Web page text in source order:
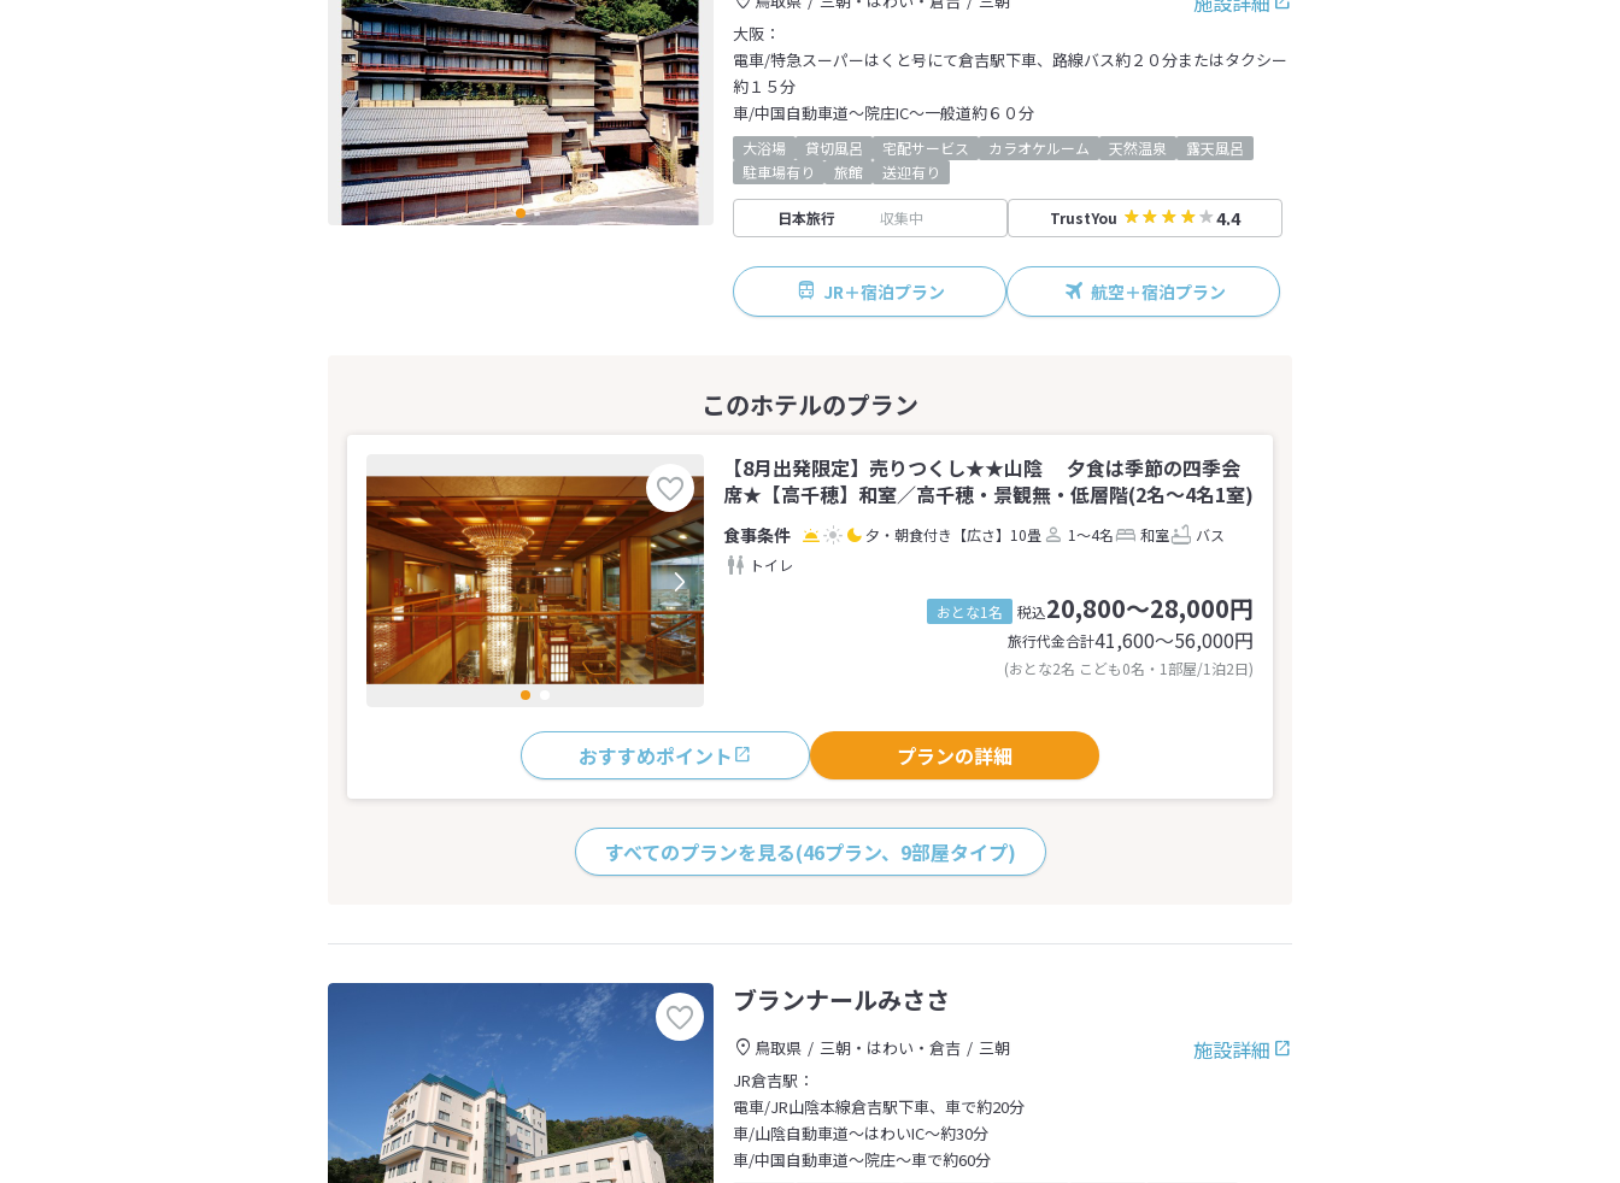
大阪：
電車/特急スーパーはくと号にて倉吉駅下車、路線バス約２０分またはタクシー
約１５分
車/中国自動車道～院庄IC～一般道約６０分
大浴場 貸切風呂 宅配サービス カラオケルーム 天然温泉
露天風呂
駐車場有り
旅館 送迎有り
日本旅行 収集中 TrustYou 4.4
JR＋宿泊プラン 航空＋宿泊プラン
【8月出発限定】売りつくし★★山陰 夕食は季節の四季会
席★【高千穂】和室／高千穂・景観無・低層階(2名～4名1室)
夕・朝食付き 【広さ】10畳 1～4名 和室
バス
トイレ
おとな1名 税込20,800～28,000円
旅行代金合計41,600〜56,000円
(おとな2名 こども0名・1部屋/1泊2日)
おすすめポイント プランの詳細
すべてのプランを見る(46プラン、9部屋タイプ)
ブランナールみささ
施設詳細
鳥取県 三朝・はわい・倉吉
三朝
JR倉吉駅：
電車/JR山陰本線倉吉駅下車、車で約20分
車/山陰自動車道～はわいIC～約30分
車/中国自動車道～院庄～車で約60分